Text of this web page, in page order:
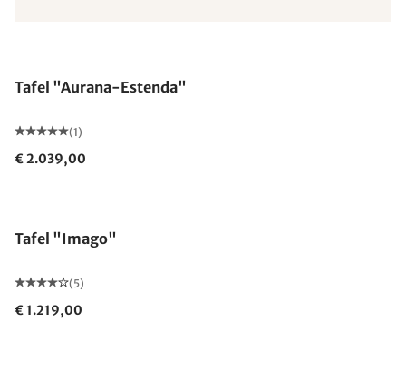
Tafel "Aurana-Estenda"
(1)
€ 2.039,00
Tafel "Imago"
(5)
€ 1.219,00